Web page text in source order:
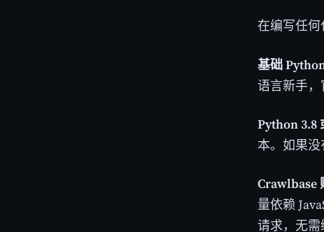
在编写任何
基础
语言新手，
Python 3.8
本。如果
Crawlbase
量依赖
请求，无